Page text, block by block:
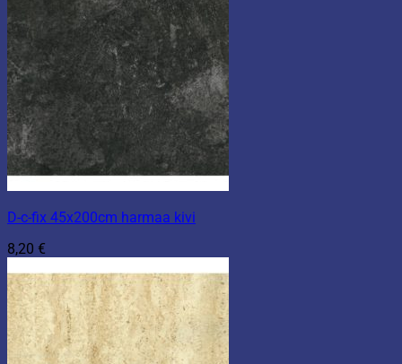
D-c-fix 45x200cm harmaa kivi
8,20 €